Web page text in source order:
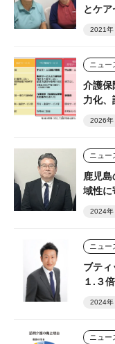
とケア
2021年
ニュー
介護
力化
2026年
ニュー
鹿児
域性に
2024年
ニュー
ブテ
１.３倍
2024年
ニュー